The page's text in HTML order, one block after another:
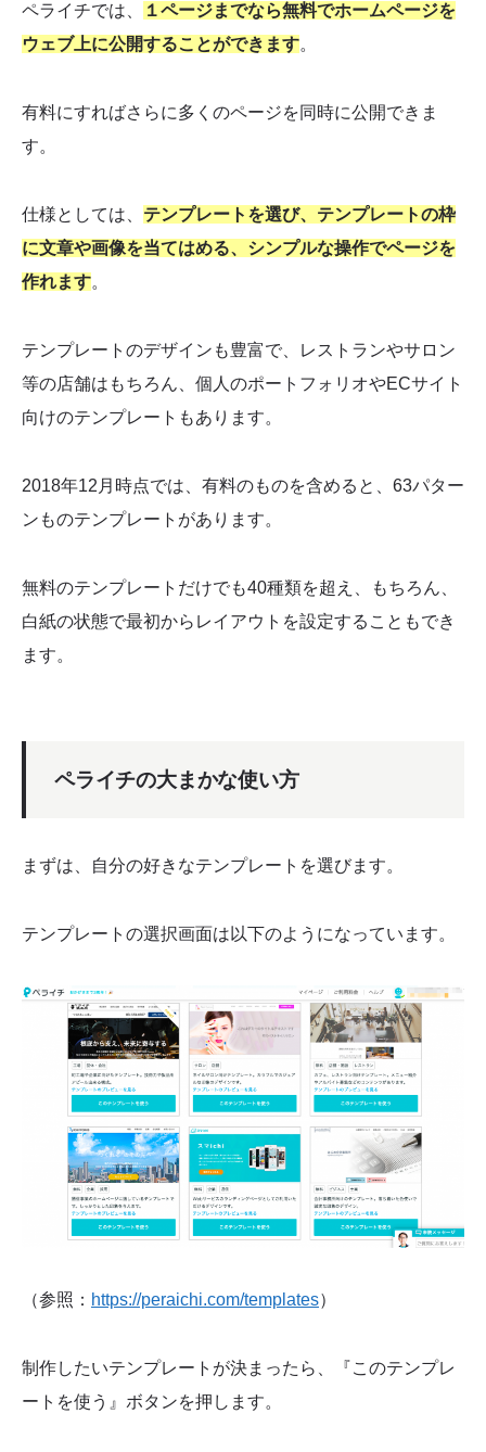
ペライチでは、
１ページまでなら無料でホームページを
ウェブ上に公開することができます。
有料にすればさらに多くのページを同時に公開できま
す。
仕様としては、 テンプレートを選び、テンプレートの枠
に文章や画像を当てはめる、シンプルな操作でページを
作れます。
テンプレートのデザインも豊富で、レストランやサロン
等の店舗はもちろん、個人のポートフォリオやECサイト
向けのテンプレートもあります。
2018年12月時点では、有料のものを含めると、63パター
ンものテンプレートがあります。
無料のテンプレートだけでも40種類を超え、もちろん、
白紙の状態で最初からレイアウトを設定することもでき
ます。
ペライチの大まかな使い方
まずは、自分の好きなテンプレートを選びます。
テンプレートの選択画面は以下のようになっています。
（参照： https://peraichi.com/templates）
制作したいテンプレートが決まったら、『このテンプレ
ートを使う』ボタンを押します。